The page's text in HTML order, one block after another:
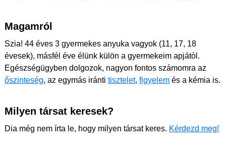
Magamról
Szia! 44 éves 3 gyermekes anyuka vagyok (11, 17, 18
évesek), másfél éve élünk külön a gyermekeim apjátòl.
Egészségügyben dolgozok, nagyon fontos számomra az
őszinteség, az egymás iránti tisztelet, figyelem és a kémia is.
Milyen társat keresek?
Dia még nem írta le, hogy milyen társat keres. Kérdezd meg!